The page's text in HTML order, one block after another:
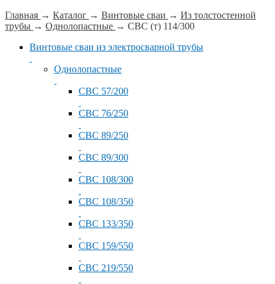
Главная → Каталог → Винтовые сваи → Из толстостенной
трубы → Однолопастные → СВС (т) 114/300
Винтовые сваи из электросварной трубы
Однолопастные
СВС 57/200
СВС 76/250
СВС 89/250
СВС 89/300
СВС 108/300
СВС 108/350
СВС 133/350
СВС 159/550
СВС 219/550